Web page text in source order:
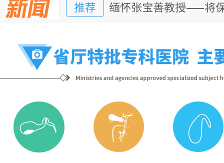
推荐 缅怀张宝善教授——将
推荐 缅怀张宝善教授——将